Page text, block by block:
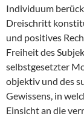
Individuum
Dreischritt
und positives
Freiheit des
selbstgesetzter
objektiv und des
Gewissens, in
Einsicht an die